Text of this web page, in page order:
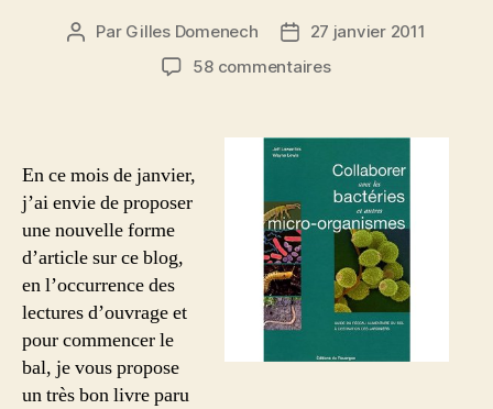
Auteur
Par Gilles Domenech
Date
de
27 janvier 2011
58 commentairessur
les
bactéries
et
autres
micro-
organismes
du
sol »
de
J.
En ce mois de janvier,
j’ai envie de proposer
une nouvelle forme
d’article sur ce blog,
en l’occurrence des
lectures d’ouvrage et
pour commencer le
bal, je vous propose
un très bon livre paru